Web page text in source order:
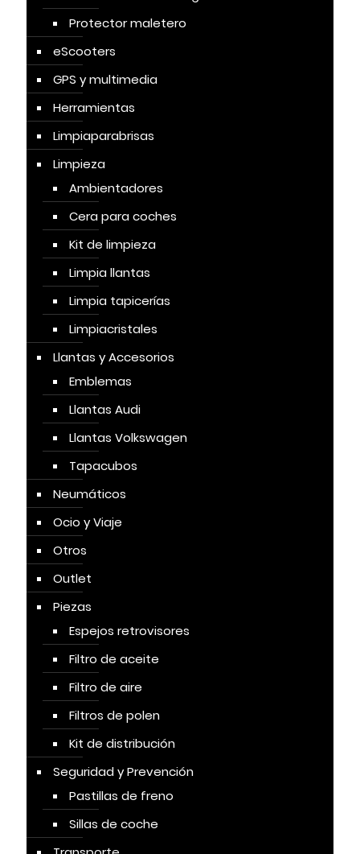
Protector maletero
eScooters
GPS y multimedia
Herramientas
Limpiaparabrisas
Limpieza
Ambientadores
Cera para coches
Kit de limpieza
Limpia llantas
Limpia tapicerías
Limpiacristales
Llantas y Accesorios
Emblemas
Llantas Audi
Llantas Volkswagen
Tapacubos
Neumáticos
Ocio y Viaje
Otros
Outlet
Piezas
Espejos retrovisores
Filtro de aceite
Filtro de aire
Filtros de polen
Kit de distribución
Seguridad y Prevención
Pastillas de freno
Sillas de coche